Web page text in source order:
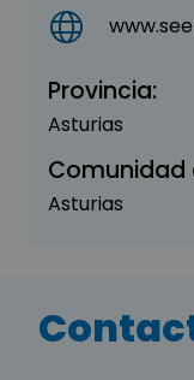
Provincia:
Asturias
Asturias